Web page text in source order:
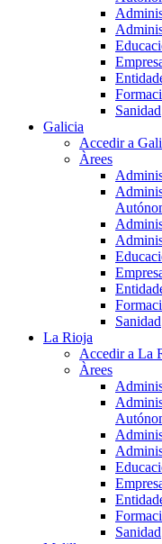
Sanidad
Galicia
Accedir a
Àrees
Sanidad
La Rioja
Accedir a La
Àrees
Sanidad